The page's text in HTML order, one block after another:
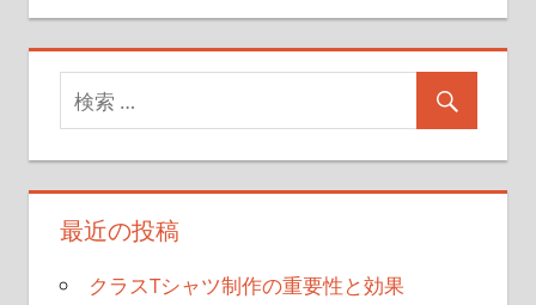
最近の投稿
クラスTシャツ制作の重要性と効果